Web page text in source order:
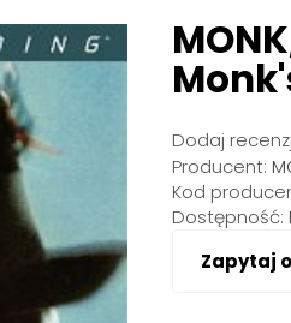
Dodaj
Producent:
Kod
Dostępność:
Zapytaj